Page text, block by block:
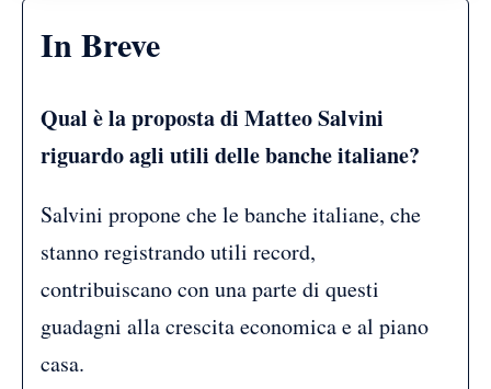
In Breve
Qual è la proposta di Matteo Salvini
riguardo agli utili delle banche italiane?
Salvini propone che le banche italiane, che
stanno registrando utili record,
contribuiscano con una parte di questi
guadagni alla crescita economica e al piano
casa.